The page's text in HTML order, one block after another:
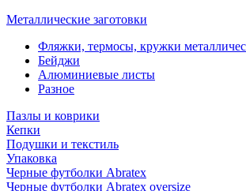
Металлические заготовки
Фляжки, термосы, кружки
Бейджи
Алюминиевые листы
Разное
Пазлы и коврики
Кепки
Подушки и текстиль
Упаковка
Черные футболки Abratex
Черные футболки Abratex oversize